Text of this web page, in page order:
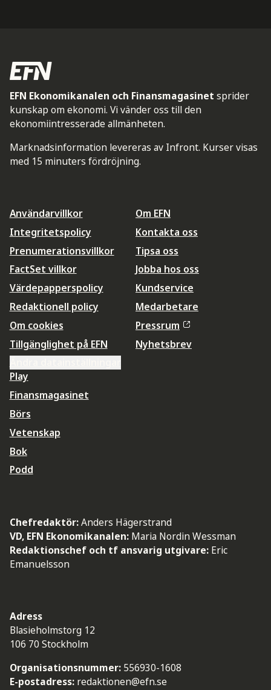
EFN Ekonomikanalen och Finansmagasinet sprider
kunskap om ekonomi. Vi vänder oss till den
ekonomiintresserade allmänheten.
Marknadsinformation levereras av Infront. Kurser visas
med 15 minuters fördröjning.
Användarvillkor
Integritetspolicy
Prenumerationsvillkor
FactSet villkor
Värdepapperspolicy
Redaktionell policy
Om cookies
Tillgänglighet på EFN
Om EFN
Kontakta oss
Tipsa oss
Jobba hos oss
Kundservice
Medarbetare
Pressrum
Nyhetsbrev
Play
Finansmagasinet
Börs
Vetenskap
Bok
Podd
Chefredaktör:Anders Hägerstrand
VD, EFN Ekonomikanalen: Maria Nordin Wessman
Redaktionschef och tf ansvarig utgivare: Eric
Emanuelsson
Adress
Blasieholmstorg 12
106 70 Stockholm
Organisationsnummer: 556930-1608
E-postadress: redaktionen@efn.se